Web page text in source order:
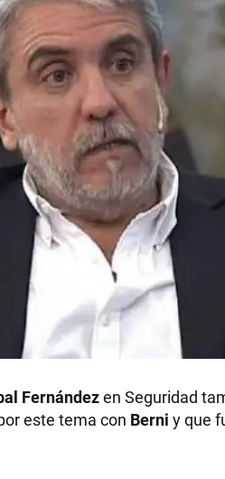
Fernándezen Seguridad
este tema con Berni y que